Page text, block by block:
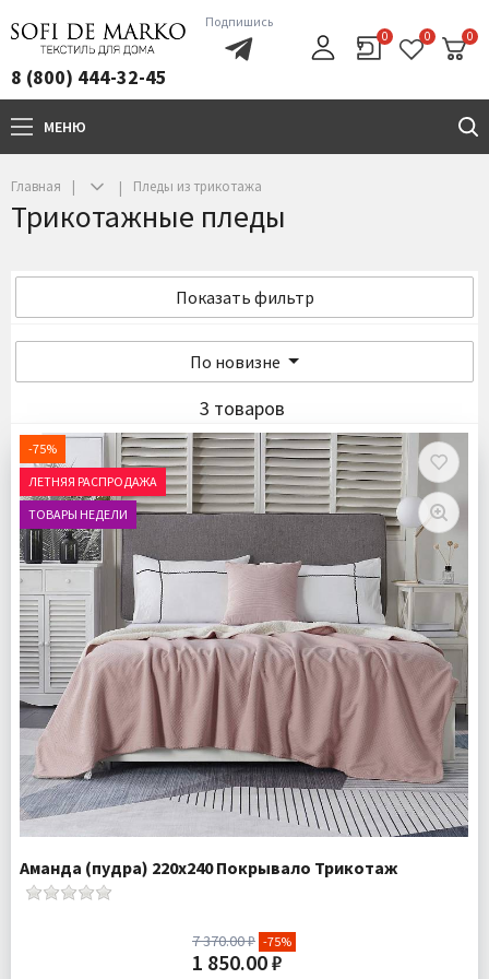
8 (800) 444-32-45
Подпишись
0 0 0
МЕНЮ
Главная Пледы из трикотажа
Трикотажные пледы
Показать фильтр
По новизне
3 товаров
-75%
ЛЕТНЯЯ РАСПРОДАЖА
ТОВАРЫ НЕДЕЛИ
Аманда (пудра) 220х240 Покрывало Трикотаж
7 370.00 ₽ -75%
1 850.00 ₽